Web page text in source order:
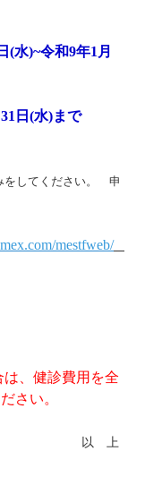
(水)~令和9年1月
日(水)まで
してください。
申
mestfweb/
、健診費用を全
さい。
以 上